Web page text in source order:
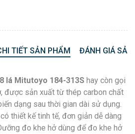
TIẾT SẢN PHẨM ĐÁNH GIÁ
lá Mitutoyo 184-313S hay còn gọi
, được sản xuất từ thép carbon chất
dạng sau thời gian dài sử dụng.
thiết kế tinh tế, đơn giản dễ dàng
đo khe hở dùng để đo khe hở